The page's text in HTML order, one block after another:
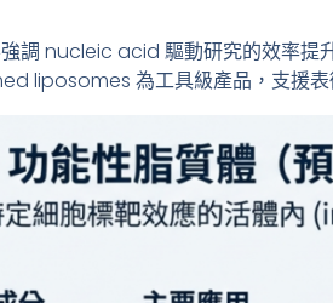
調 nucleic acid 驅動研究的效率提
liposomes 為工具級產品，支援表